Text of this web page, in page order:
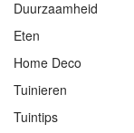
Duurzaamheid
Eten
Home Deco
Tuinieren
Tuintips